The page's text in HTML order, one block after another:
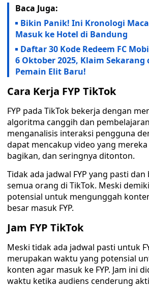
Baca Juga:
Bikin Panik! Ini Kronologi
Masuk ke Hotel di Bandung
Daftar 30 Kode Redeem FC
6 Oktober 2025, Klaim
Pemain Elit Baru!
Cara Kerja FYP TikTok
FYP pada TikTok bekerja dengan
algoritma canggih dan
menganalisis interaksi pengguna
dapat mencakup video yang
bagikan, dan seringnya ditonton.
Tidak ada jadwal FYP yang pasti
semua orang di TikTok. Meski
potensial untuk mengunggah
besar masuk FYP.
Jam FYP TikTok
Meski tidak ada jadwal pasti untuk
merupakan waktu yang potensial
konten agar masuk ke FYP. Jam ini
waktu ketika audiens cenderung